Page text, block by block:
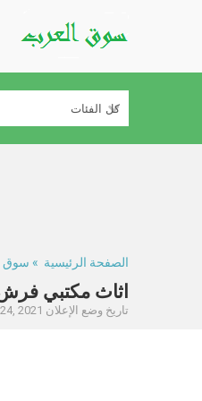
الصفحة الرئيسية » سوق
اثاث مكتبي
تاريخ وضع الإعلان Jan 24, 2021 | الزيارات: 610